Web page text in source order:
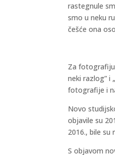
rastegnule
smo u neku
češće ona
Za fotografiju
neki razlog” i
fotografije i
Novo
objavile su
2016., bile su
S objavom